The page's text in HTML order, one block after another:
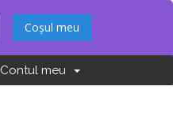
Coșul meu
Contul meu